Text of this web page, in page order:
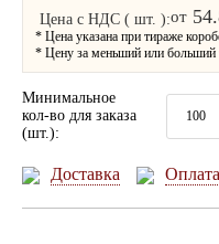
Цена с НДС ( шт. ):от
* Цена указана при тираже
* Цену за меньший или больший
Минимальное
кол-во для заказа
(шт.):
Доставка Оплата